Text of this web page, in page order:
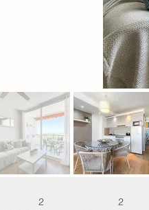
2 2